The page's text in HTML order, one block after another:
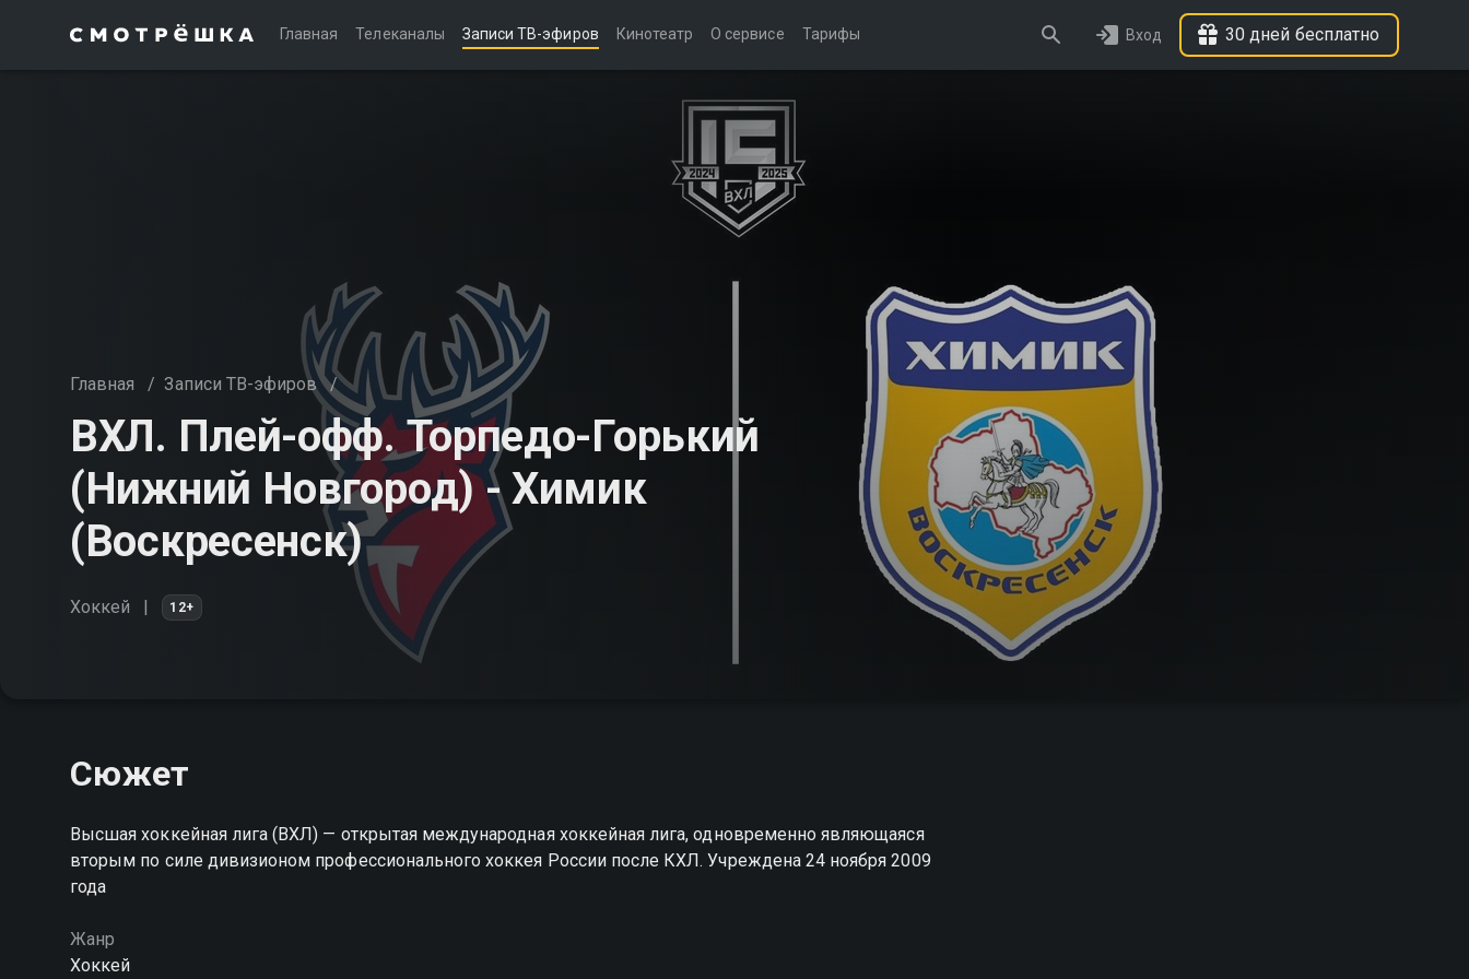
Главная Телеканалы Записи ТВ-эфиров Кинотеатр О сервисе Тарифы Вход 30 дней бесплатно
Главная / Записи ТВ-эфиров /
ВХЛ. Плей-офф. Торпедо-Горький
(Нижний Новгород) - Химик
(Воскресенск)
Хоккей 12+
Сюжет
Высшая хоккейная лига (ВХЛ) — открытая международная хоккейная лига, одновременно являющаяся
вторым по силе дивизионом профессионального хоккея России после КХЛ. Учреждена 24 ноября 2009
года
Жанр
Хоккей